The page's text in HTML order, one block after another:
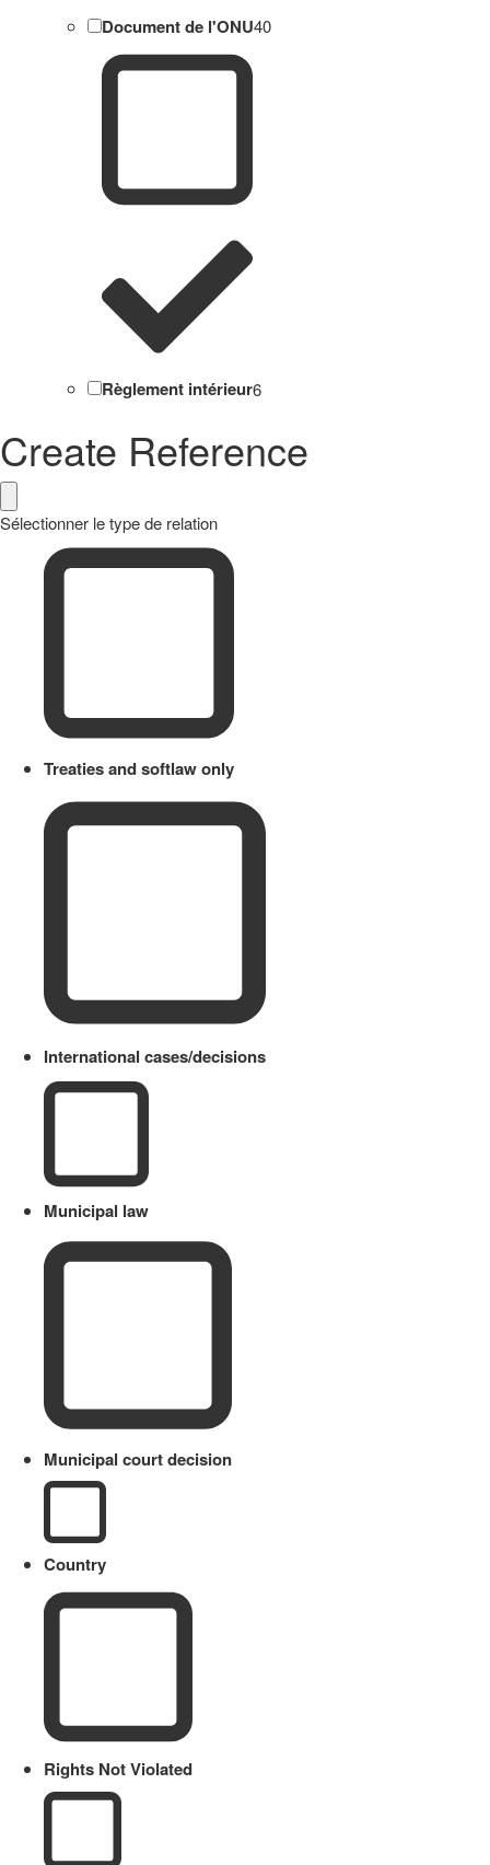
Document de l'ONU40
Règlement intérieur6
Create Reference
Sélectionner le type de relation
Treaties and softlaw only
International cases/decisions
Municipal law
Municipal court decision
Country
Rights Not Violated